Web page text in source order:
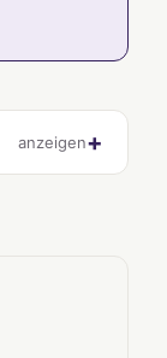
anzeigen